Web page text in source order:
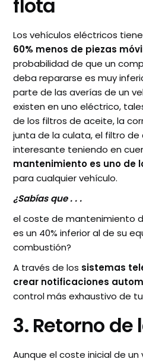
flota
Los vehículos eléctricos
60% menos de piezas
probabilidad de que un
deba repararse es muy
parte de las averías de un
existen en uno eléctrico,
de los filtros de aceite, la
junta de la culata, el filtro de
interesante teniendo en
mantenimiento es uno de
para cualquier vehículo.
¿Sabías que . . .
el coste de mantenimiento
es un 40% inferior al de su
combustión?
A través de los sistemas
crear notificaciones
control más exhaustivo de
3. Retorno de
Aunque el coste inicial de